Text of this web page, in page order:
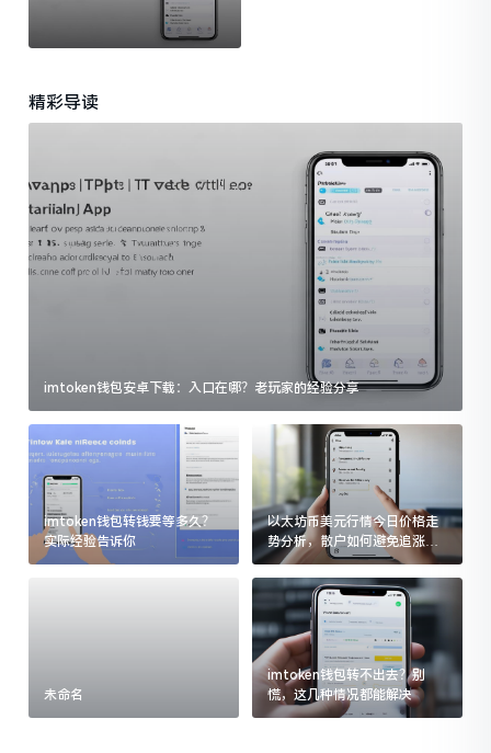
一文给你说清楚
精彩导读
imtoken钱包安卓下载：入口在哪？老玩家的经验分享
imtoken钱包转钱要等多久？
实际经验告诉你
以太坊币美元行情今日价格走
势分析，散户如何避免追涨杀
跌被套牢
未命名
imtoken钱包转不出去？别
慌，这几种情况都能解决